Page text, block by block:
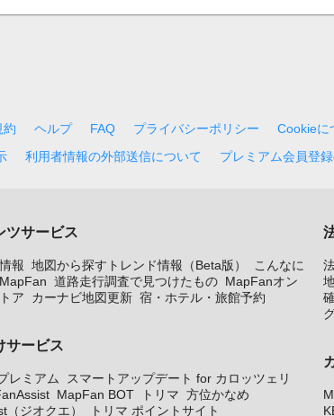
約 ヘルプ FAQ プライバシーポリシー
Cookieに
利用者情報の外部送信について プレミアム会員登
ツサービス
報 地図から探すトレンド情報（Beta版）
こんなに
道路走行調査で見つけたもの MapFanオン
ア
カーナビ地図更新 宿・ホテル・旅館予約
サービス
レミアム
スマートアップデート for カロッツェリ
MapFan BOT トリマ 方位かなめ
（ジオクエ）
トリマ ポイントサイト